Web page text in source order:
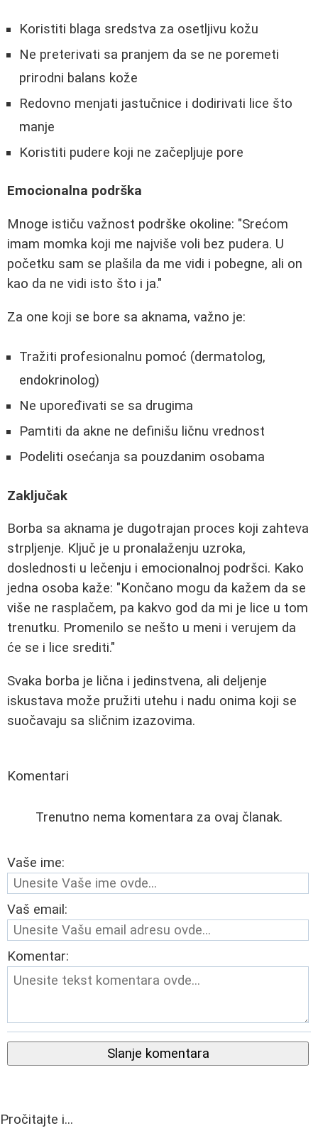
Koristiti blaga sredstva za osetljivu kožu
Ne preterivati sa pranjem da se ne poremeti
prirodni balans kože
Redovno menjati jastučnice i dodirivati lice što
manje
Koristiti pudere koji ne začepljuje pore
Emocionalna podrška
Mnoge ističu važnost podrške okoline: "Srećom
imam momka koji me najviše voli bez pudera. U
početku sam se plašila da me vidi i pobegne, ali on
kao da ne vidi isto što i ja."
Za one koji se bore sa aknama, važno je:
Tražiti profesionalnu pomoć (dermatolog,
endokrinolog)
Ne upoređivati se sa drugima
Pamtiti da akne ne definišu ličnu vrednost
Podeliti osećanja sa pouzdanim osobama
Zaključak
Borba sa aknama je dugotrajan proces koji zahteva
strpljenje. Ključ je u pronalaženju uzroka,
doslednosti u lečenju i emocionalnoj podršci. Kako
jedna osoba kaže: "Končano mogu da kažem da se
više ne rasplačem, pa kakvo god da mi je lice u tom
trenutku. Promenilo se nešto u meni i verujem da
će se i lice srediti."
Svaka borba je lična i jedinstvena, ali deljenje
iskustava može pružiti utehu i nadu onima koji se
suočavaju sa sličnim izazovima.
Komentari
Trenutno nema komentara za ovaj članak.
Vaše ime:
Vaš email:
Komentar:
Slanje komentara
Pročitajte i...